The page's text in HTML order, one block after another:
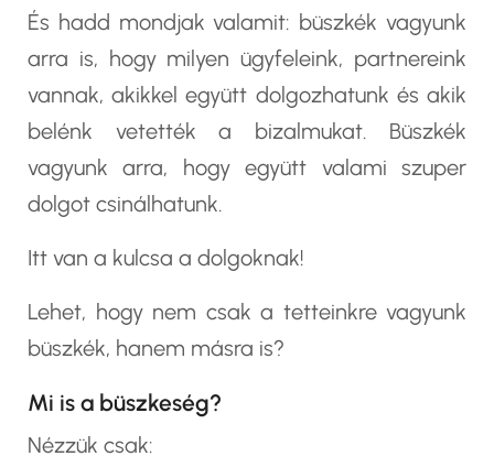
És hadd mondjak valamit: büszkék vagyunk
arra is, hogy milyen ügyfeleink, partnereink
vannak, akikkel együtt dolgozhatunk és akik
belénk vetették a bizalmukat. Büszkék
vagyunk arra, hogy együtt valami szuper
dolgot csinálhatunk.
Itt van a kulcsa a dolgoknak!
Lehet, hogy nem csak a tetteinkre vagyunk
büszkék, hanem másra is?
Mi is a büszkeség?
Nézzük csak: